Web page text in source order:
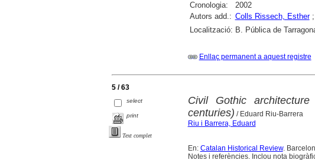
Cronologia:
2002
Autors add.: Colls Rissech, Esther;
Localització: B. Pública de
Enllaç permanent a aquest registre
5 / 63
select
print
Text complet
Civil Gothic
centuries) / Eduard Riu-Barrera
Riu i Barrera, Eduard
En: Catalan Historical Review.
Notes i referències. Inclou nota